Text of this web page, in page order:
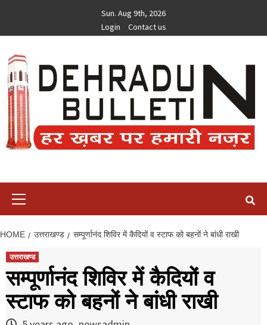
content
Sun. Aug 9th, 2026
Login
Contact us
HOME उत्तराखण्ड सम्पूर्णानंद शिविर में कैदियों व स्टाफ को बहनों ने बांधी राखी
उत्तराखण्ड
सम्पूर्णानंद शिविर में कैदियों व
स्टाफ को बहनों ने बांधी राखी